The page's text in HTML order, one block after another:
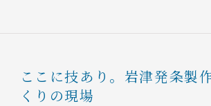
ここに技あり。 岩津発条製
くりの現場